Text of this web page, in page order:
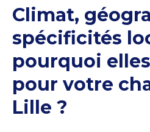
Climat,
spécificités
pourquoi
pour votre
Lille ?